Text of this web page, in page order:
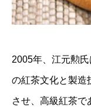
2005年、江元勲
の紅茶文化と製造
させ、高級紅茶で